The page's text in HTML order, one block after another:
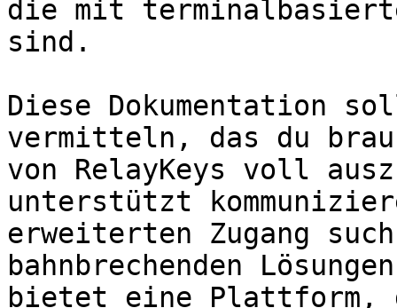
die mit
sind.
Diese Dokumentation
vermitteln, das du
von RelayKeys voll
unterstützt
erweiterten Zugang
bahnbrechenden
bietet eine Plattform,